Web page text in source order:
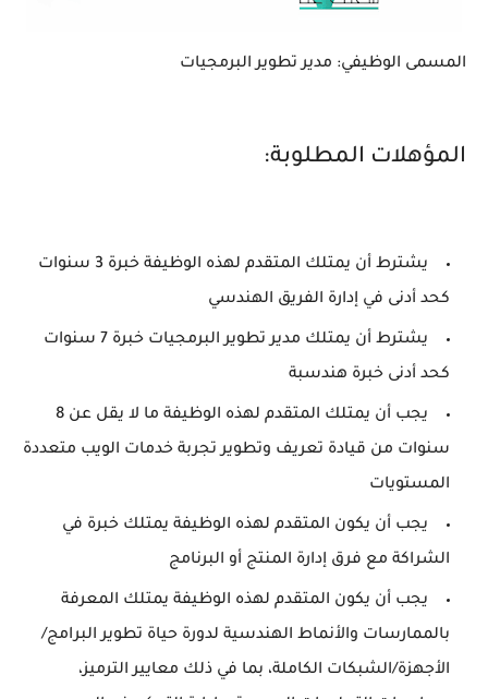
المسمى الوظيفي: مدير تطوير البرمجيات
المؤهلات المطلوبة:
يشترط أن يمتلك المتقدم لهذه الوظيفة خبرة 3 سنوات
كحد أدنى في إدارة الفريق الهندسي
يشترط أن يمتلك مدير تطوير البرمجيات خبرة 7 سنوات
كحد أدنى خبرة هندسبة
يجب أن يمتلك المتقدم لهذه الوظيفة ما لا يقل عن 8
سنوات من قيادة تعريف وتطوير تجربة خدمات الويب متعددة
المستويات
يجب أن يكون المتقدم لهذه الوظيفة يمتلك خبرة في
الشراكة مع فرق إدارة المنتج أو البرنامج
يجب أن يكون المتقدم لهذه الوظيفة يمتلك المعرفة
بالممارسات والأنماط الهندسية لدورة حياة تطوير البرامج/
الأجهزة/الشبكات الكاملة، بما في ذلك معايير الترميز،